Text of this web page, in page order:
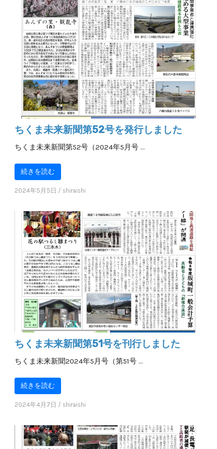
ちくま未来新聞第52号を発行しました
ちくま未来新聞第52号（2024年5月号 …
続きを読む
2024年5月5日 / shiraishi
ちくま未来新聞第51号を刊行しました
ちくま未来新聞2024年5月号（第51号 …
続きを読む
2024年4月7日 / shiraishi